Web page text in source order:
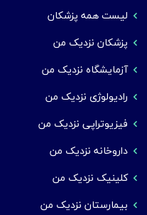
لیست همه پزشکان
پزشکان نزدیک من
آزمایشگاه نزدیک من
رادیولوژی نزدیک من
فیزیوتراپی نزدیک من
داروخانه نزدیک من
کلینیک نزدیک من
بیمارستان نزدیک من